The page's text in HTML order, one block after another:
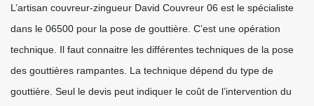
L’artisan couvreur-zingueur David Couvreur 06 est le spécialiste
dans le 06500 pour la pose de gouttière. C’est une opération
technique. Il faut connaitre les différentes techniques de la pose
des gouttières rampantes. La technique dépend du type de
gouttière. Seul le devis peut indiquer le coût de l’intervention du